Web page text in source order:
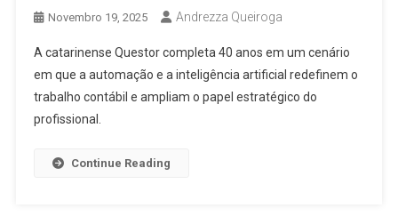
Novembro 19, 2025 Andrezza Queiroga
A catarinense Questor completa 40 anos em um cenário
em que a automação e a inteligência artificial redefinem o
trabalho contábil e ampliam o papel estratégico do
profissional.
Continue Reading